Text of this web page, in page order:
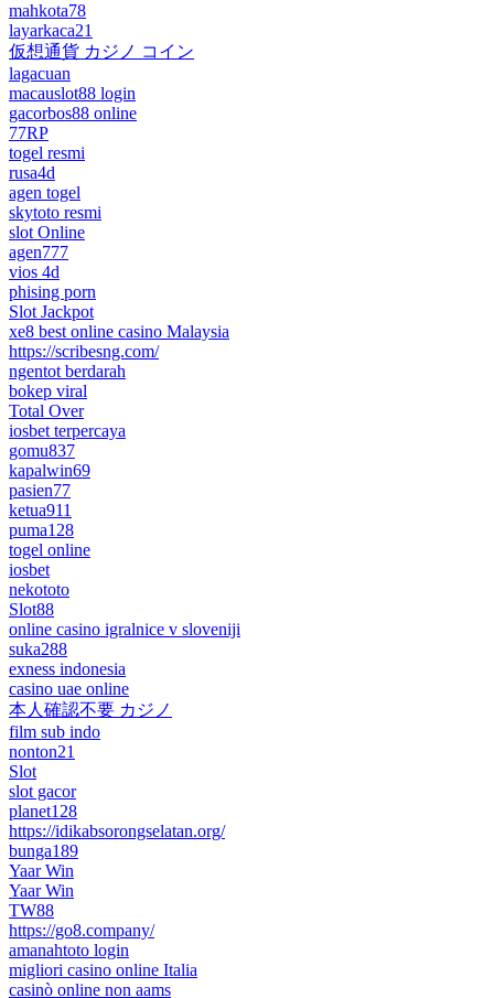
mahkota78
layarkaca21
仮想通貨 カジノ コイン
lagacuan
macauslot88 login
gacorbos88 online
77RP
togel resmi
rusa4d
agen togel
skytoto resmi
slot Online
agen777
vios 4d
phising porn
Slot Jackpot
xe8 best online casino Malaysia
https://scribesng.com/
ngentot berdarah
bokep viral
Total Over
iosbet terpercaya
gomu837
kapalwin69
pasien77
ketua911
puma128
togel online
iosbet
nekototo
Slot88
online casino igralnice v sloveniji
suka288
exness indonesia
casino uae online
本人確認不要 カジノ
film sub indo
nonton21
Slot
slot gacor
planet128
https://idikabsorongselatan.org/
bunga189
Yaar Win
Yaar Win
TW88
https://go8.company/
amanahtoto login
migliori casino online Italia
casinò online non aams